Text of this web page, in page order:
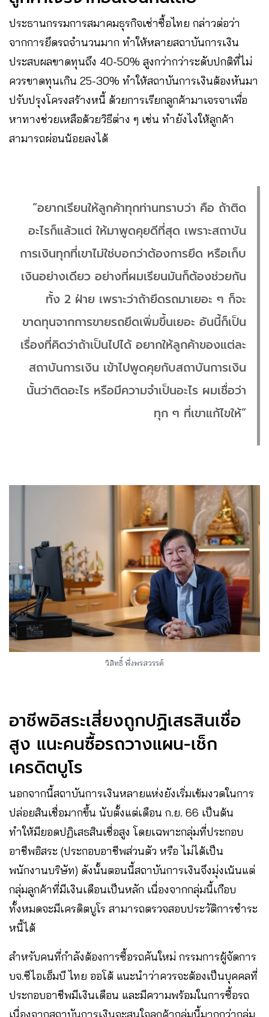
ประธานกรรมการสมาคมธุรกิจเช่าซื้อไทย กล่าวต่อว่า
จากการยึดรถจำนวนมาก ทำให้หลายสถาบันการเงิน
ประสบผลขาดทุนถึง 40-50% สูงกว่ากว่าระดับปกติที่ไม่
ควรขาดทุนเกิน 25-30% ทำให้สถาบันการเงินต้องหันมา
ปรับปรุงโครงสร้างหนี้ ด้วยการเรียกลูกค้ามาเจรจาเพื่อ
หาทางช่วยเหลือด้วยวิธีต่าง ๆ เช่น ทำยังไงให้ลูกค้า
สามารถผ่อนน้อยลงได้
“อยากเรียนให้ลูกค้าทุกท่านทราบว่า คือ ถ้าติด
อะไรก็แล้วแต่ ให้มาพูดคุยดีที่สุด เพราะสถาบัน
การเงินทุกที่เขาไม่ใช่บอกว่าต้องการยึด หรือเก็บ
เงินอย่างเดียว อย่างที่ผมเรียนมันก็ต้องช่วยกัน
ทั้ง 2 ฝ่าย เพราะว่าถ้ายึดรถมาเยอะ ๆ ก็จะ
ขาดทุนจากการขายรถยึดเพิ่มขึ้นเยอะ อันนี้ก็เป็น
เรื่องที่คิดว่าถ้าเป็นไปได้ อยากให้ลูกค้าของแต่ละ
สถาบันการเงิน เข้าไปพูดคุยกับสถาบันการเงิน
นั้นว่าติดอะไร หรือมีความจำเป็นอะไร ผมเชื่อว่า
ทุก ๆ ที่เขาแก้ไขให้”
วิสิทธิ์ พึ่งพรสวรรค์
อาชีพอิสระเสี่ยงถูกปฏิเสธสินเชื่อ
สูง แนะคนซื้อรถวางแผน-เช็ก
เครดิตบูโร
นอกจากนี้สถาบันการเงินหลายแห่งยังเริ่มเข้มงวดในการ
ปล่อยสินเชื่อมากขึ้น นับตั้งแต่เดือน ก.ย. 66 เป็นต้น
ทำให้มียอดปฏิเสธสินเชื่อสูง โดยเฉพาะกลุ่มที่ประกอบ
อาชีพอิสระ (ประกอบอาชีพส่วนตัว หรือ ไม่ได้เป็น
พนักงานบริษัท) ดังนั้นตอนนี้สถาบันการเงินจึงมุ่งเน้นแต่
กลุ่มลูกค้าที่มีเงินเดือนเป็นหลัก เนื่องจากกลุ่มนี้เกือบ
ทั้งหมดจะมีเครดิตบูโร สามารถตรวจสอบประวัติการชำระ
หนี้ได้
สำหรับคนที่กำลังต้องการซื้อรถคันใหม่ กรรมการผู้จัดการ
บจ.ซีไอเอ็มบี ไทย ออโต้ แนะนำว่าควรจะต้องเป็นบุคคลที่
ประกอบอาชีพมีเงินเดือน และมีความพร้อมในการซื้อรถ